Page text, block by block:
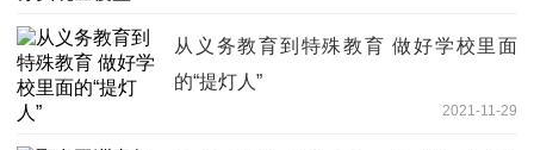
从义务教育到特殊教育 做好学校里面
的“提灯人”
2021-11-29